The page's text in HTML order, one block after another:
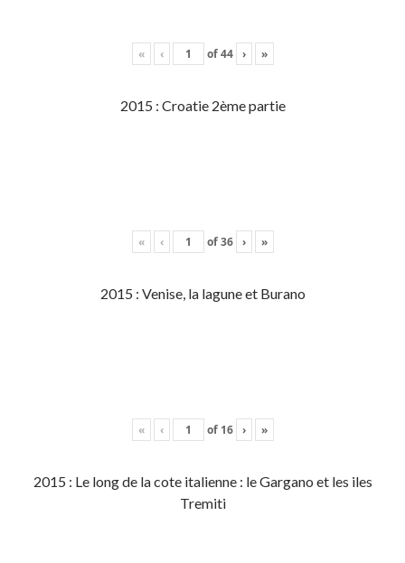
« ‹ of44 › »
2015 : Croatie 2ème partie
« ‹ of36 › »
2015 : Venise, la lagune et Burano
« ‹ of 16 › »
2015 : Le long de la cote italienne : le Gargano et les iles
Tremiti